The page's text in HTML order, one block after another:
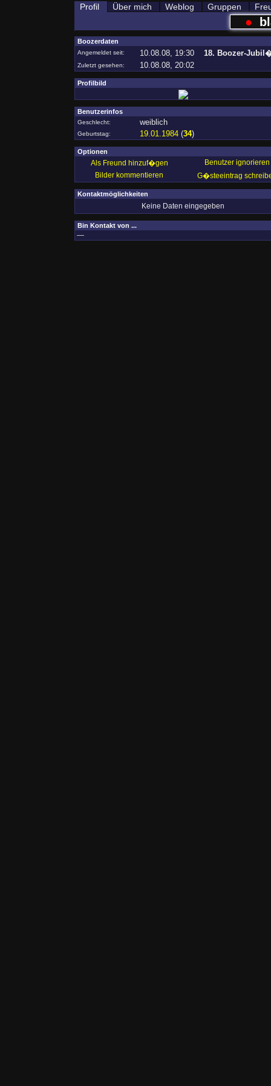
Profil Über mich Weblog Gruppen
●
Boozerdaten
Angemeldet seit: 10.08.08, 19:30 18. Boozer-
Zuletzt gesehen: 10.08.08, 20:02
Profilbild
Benutzerinfos
Geschlecht: weiblich
Geburtstag: 19.01.1984 (34)
Optionen
Als Freund hinzuf�gen
Benutzer ignorieren
Bilder kommentieren
G�steeintrag
Kontaktmöglichkeiten
Keine Daten eingegeben
Bin Kontakt von ...
—